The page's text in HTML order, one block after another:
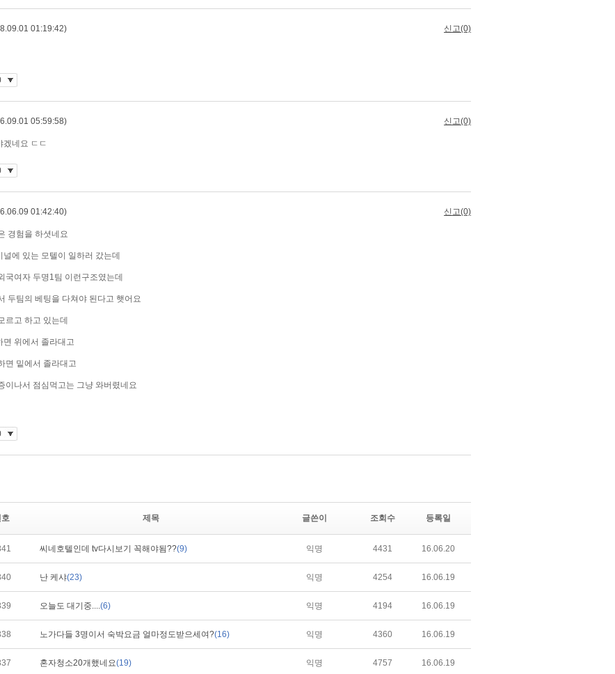
호 제목 글쓴이 조회수 등록일
씨네호텔인데 tv다시보기 꼭해야됨??(9) 익명 4431 16.06.20
난 케샤(23) 익명 4254 16.06.19
오늘도 대기중....(6) 익명 4194 16.06.19
노가다들 3명이서 숙박요금 얼마정도받으세여?(16) 익명 4360 16.06.19
혼자청소20개했네요(19) 익명 4757 16.06.19